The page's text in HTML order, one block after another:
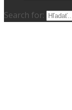
Search for: